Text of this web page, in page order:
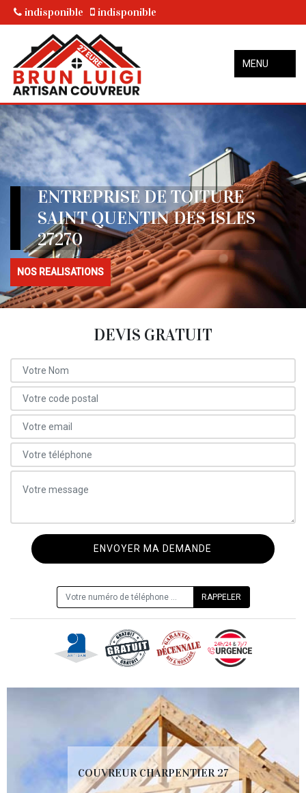
indisponible indisponible
MENU
ENTREPRISE DE TOITURE
SAINT QUENTIN DES ISLES
27270
NOS REALISATIONS
DEVIS GRATUIT
COUVREUR CHARPENTIER 27